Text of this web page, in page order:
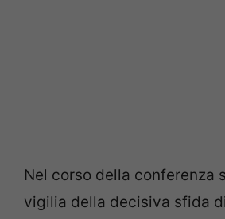
Nel corso della conferenza
vigilia della decisiva sfida